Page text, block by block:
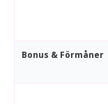
Bonus & Förmåner